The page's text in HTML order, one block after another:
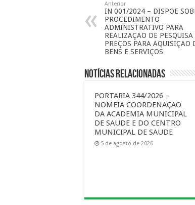
Anterior
IN 001/2024 – DISPOE
PROCEDIMENTO
ADMINISTRATIVO PARA
REALIZAÇAO DE PESQUISA
PREÇOS PARA AQUISIÇAO
BENS E SERVIÇOS
Notícias Relacionadas
PORTARIA 344/2026 –
NOMEIA COORDENAÇAO
DA ACADEMIA MUNICIPAL
DE SAUDE E DO CENTRO
MUNICIPAL DE SAUDE
5 de agosto de 2026